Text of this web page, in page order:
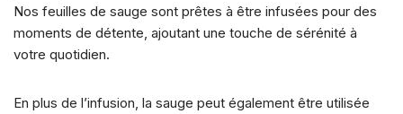
Nos feuilles de sauge sont prêtes à être infusées pour des
moments de détente, ajoutant une touche de sérénité à
votre quotidien.
En plus de l’infusion, la sauge peut également être utilisée